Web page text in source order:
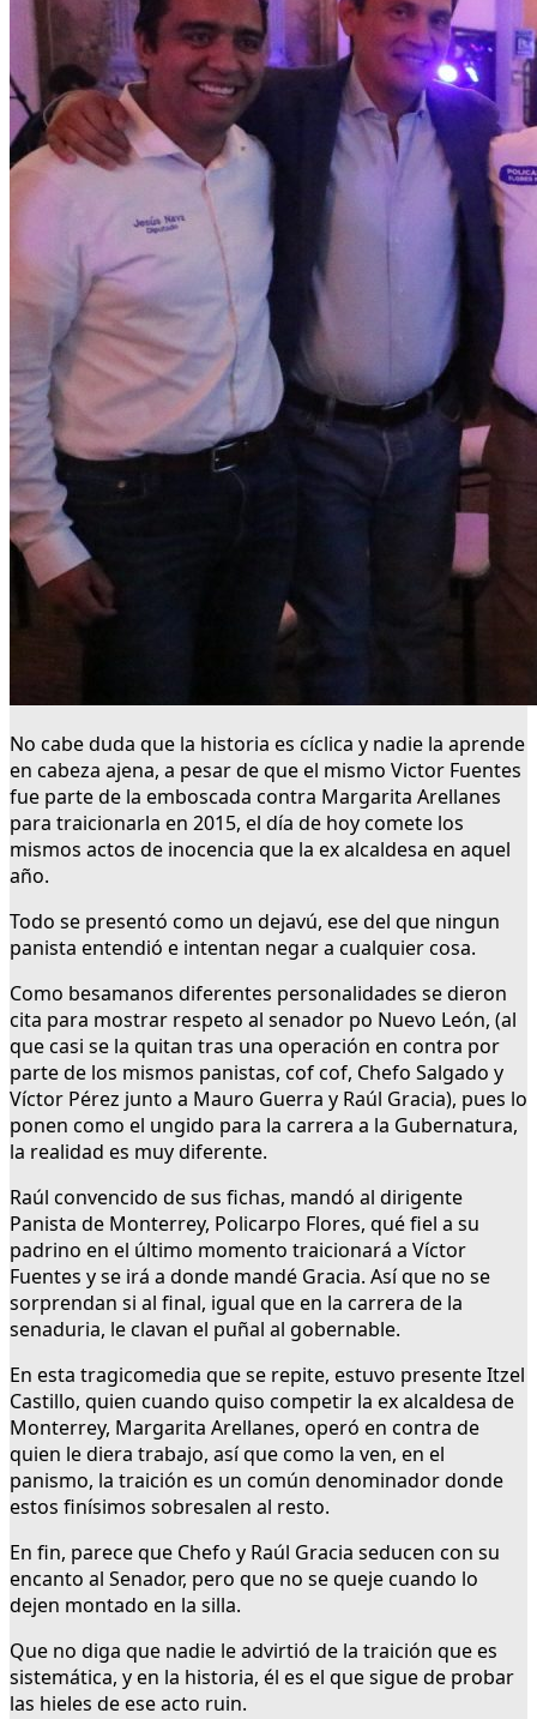
No cabe duda que la historia es cíclica y nadie la aprende
en cabeza ajena, a pesar de que el mismo Victor Fuentes
fue parte de la emboscada contra Margarita Arellanes
para traicionarla en 2015, el día de hoy comete los
mismos actos de inocencia que la ex alcaldesa en aquel
año.
Todo se presentó como un dejavú, ese del que ningun
panista entendió e intentan negar a cualquier cosa.
Como besamanos diferentes personalidades se dieron
cita para mostrar respeto al senador po Nuevo León, (al
que casi se la quitan tras una operación en contra por
parte de los mismos panistas, cof cof, Chefo Salgado y
Víctor Pérez junto a Mauro Guerra y Raúl Gracia), pues lo
ponen como el ungido para la carrera a la Gubernatura,
la realidad es muy diferente.
Raúl convencido de sus fichas, mandó al dirigente
Panista de Monterrey, Policarpo Flores, qué fiel a su
padrino en el último momento traicionará a Víctor
Fuentes y se irá a donde mandé Gracia. Así que no se
sorprendan si al final, igual que en la carrera de la
senaduria, le clavan el puñal al gobernable.
En esta tragicomedia que se repite, estuvo presente Itzel
Castillo, quien cuando quiso competir la ex alcaldesa de
Monterrey, Margarita Arellanes, operó en contra de
quien le diera trabajo, así que como la ven, en el
panismo, la traición es un común denominador donde
estos finísimos sobresalen al resto.
En fin, parece que Chefo y Raúl Gracia seducen con su
encanto al Senador, pero que no se queje cuando lo
dejen montado en la silla.
Que no diga que nadie le advirtió de la traición que es
sistemática, y en la historia, él es el que sigue de probar
las hieles de ese acto ruin.